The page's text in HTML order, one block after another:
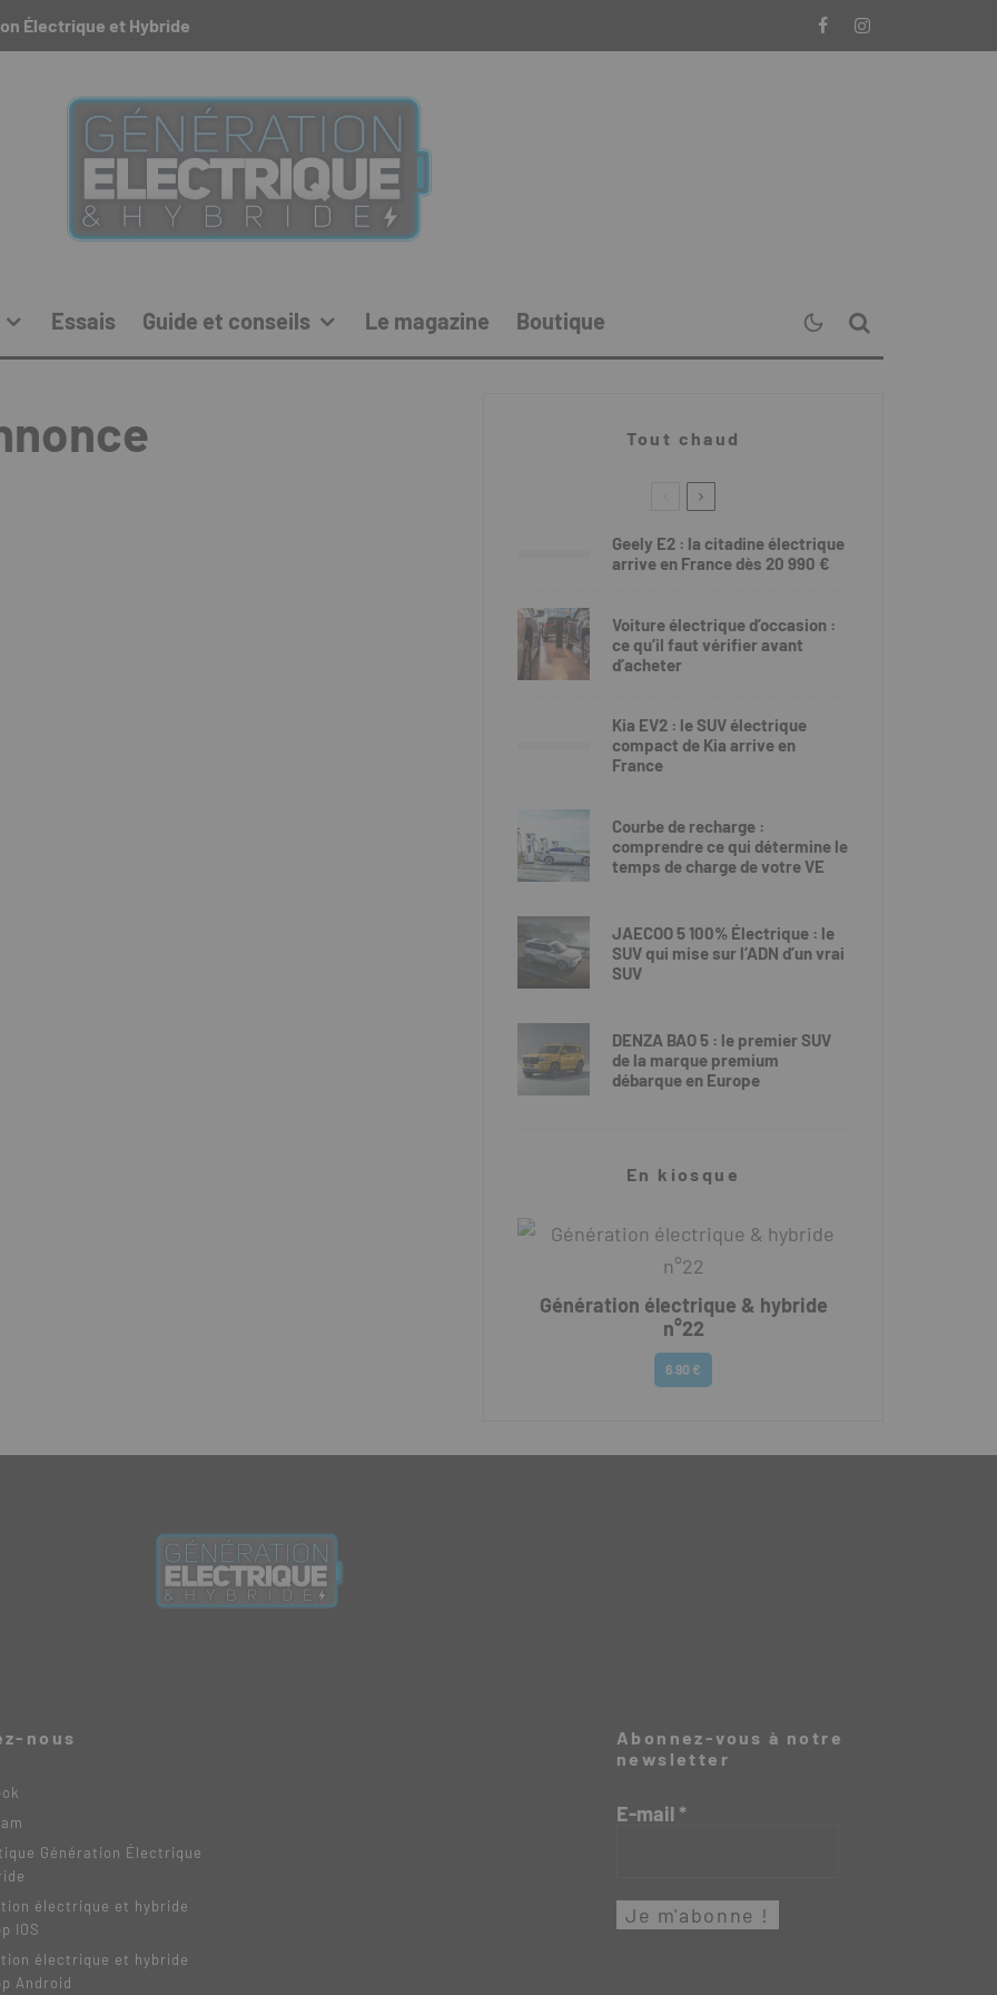
Électrique et Hybride
Essais Guide et conseils Le magazine Boutique
Tout chaud
Geely E2 : la citadine électrique
arrive en France dès 20 990 €
Voiture électrique d’occasion :
ce qu’il faut vérifier avant
d’acheter
Kia EV2 : le SUV électrique
compact de Kia arrive en
France
Courbe de recharge :
comprendre ce qui détermine le
temps de charge de votre VE
JAECOO 5 100% Électrique : le
SUV qui mise sur l’ADN d’un vrai
SUV
DENZA BAO 5 : le premier SUV
de la marque premium
débarque en Europe
En kiosque
Génération électrique & hybride
n°22
6.90 €
nous
Génération Électrique
électrique et hybride
IOS
électrique et hybride
Android
Abonnez-vous à notre
newsletter
E-mail *